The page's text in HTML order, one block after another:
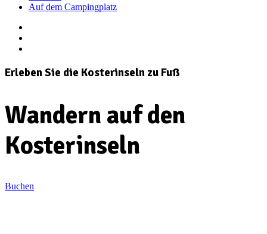
Auf dem Campingplatz
Erleben Sie die Kosterinseln zu Fuß
Wandern auf den
Kosterinseln
Buchen